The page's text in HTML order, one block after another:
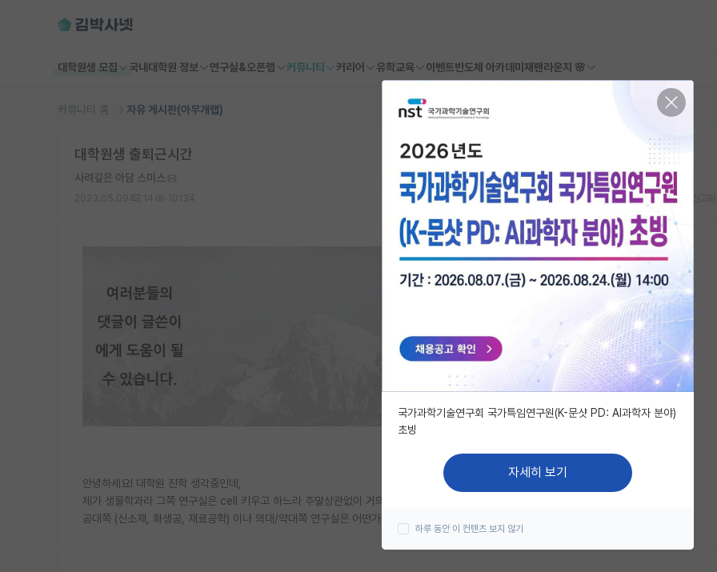
대학원생 모집 국내대학원 정보 연구실&오픈랩 커뮤니티 커리어 유학교육 이벤트반도체 아카데미 재팬라운지 🌸
커뮤니티 홈 자유 게시판(아무개랩)
대학원생 출퇴근시간
사려깊은 아담 스미스
스크랩
안녕하세요! 대학원 진학 생각중인데,
제가 생물학과라 그쪽 연구실은 cell 키우고 하느라 주말상관없이 거의 매일 출근하고 아침에 출근해서 밤에 퇴근하는게 일상이던데..
공대쪽 (신소재, 화생공, 재료공학) 이나 의대/약대쪽 연구실은 어떤가요? 의/약대 랩실도 연구분야가 같아서 생물쪽이랑 같을거같긴한데…
국가과학기술연구회 국가특임연구원(K-문샷 PD: AI과학자 분야)
초빙
자세히 보기
하루 동안 이 컨텐츠 보지 않기